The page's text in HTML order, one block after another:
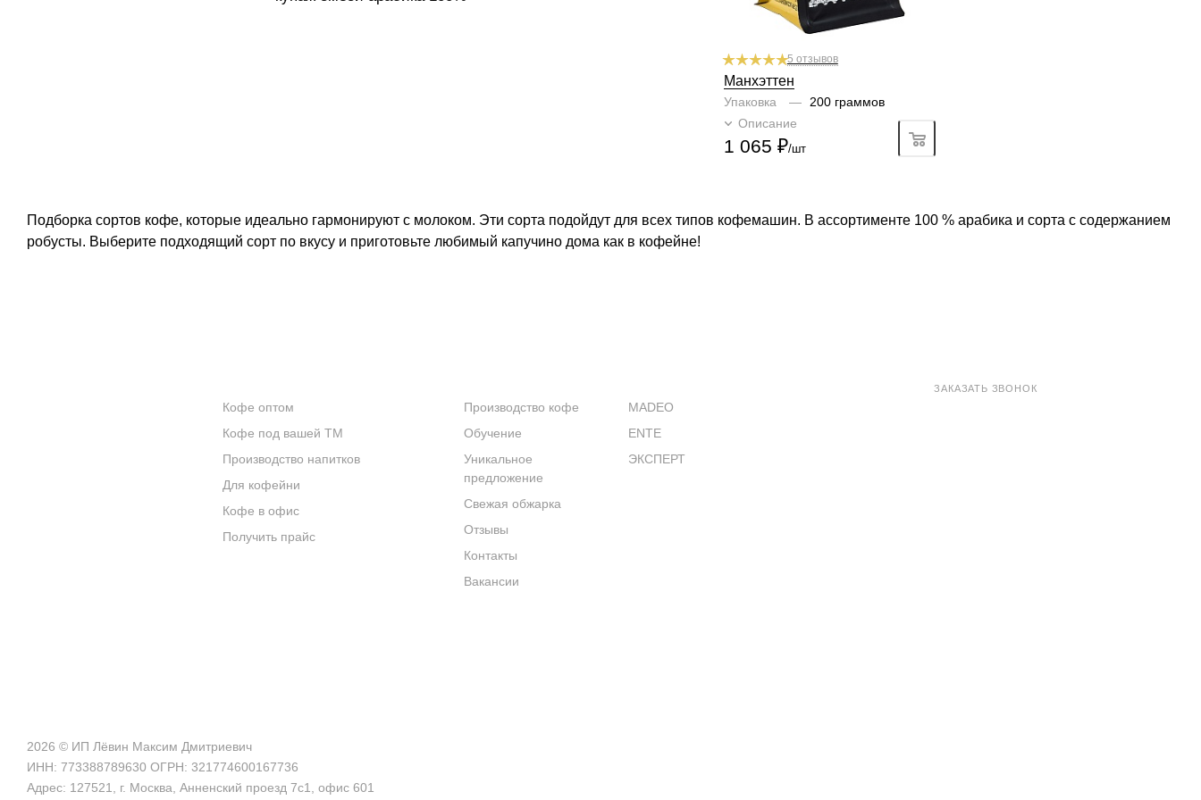
5 отзывов
Манхэттен
Упаковка —
200 граммов
Описание
1 065 ₽/шт
Подборка сортов кофе, которые идеально гармонируют с молоком. Эти сорта подойдут для всех типов кофемашин. В ассортименте 100 % арабика и сорта с содержанием
робусты. Выберите подходящий сорт по вкусу и приготовьте любимый капучино дома как в кофейне!
Кофе оптом
Кофе под вашей ТМ
Производство напитков
Для кофейни
Кофе в офис
Получить прайс
Производство кофе
Обучение
Уникальное
предложение
Свежая обжарка
Отзывы
Контакты
Вакансии
MADEO
ENTE
ЭКСПЕРТ
ЗАКАЗАТЬ ЗВОНОК
2026 © ИП Лёвин Максим Дмитриевич
ИНН: 773388789630 ОГРН: 321774600167736
Адрес: 127521, г. Москва, Анненский проезд 7с1, офис 601